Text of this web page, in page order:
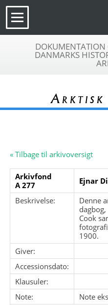
DANMARKS
« Tilbage til arkivoversigt
Arkivfond
A 277
Ejnar
Beskrivelse:
Denne
Cook
1900.
Giver:
Accessionsdato:
Klausuler:
Note:
Note